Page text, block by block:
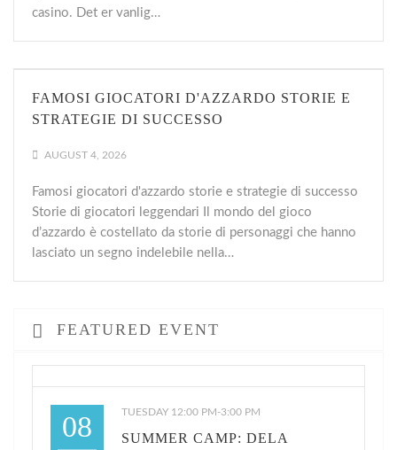
casino. Det er vanlig…
FAMOSI GIOCATORI D'AZZARDO STORIE E
STRATEGIE DI SUCCESSO
AUGUST 4, 2026
Famosi giocatori d'azzardo storie e strategie di successo
Storie di giocatori leggendari Il mondo del gioco
d’azzardo è costellato da storie di personaggi che hanno
lasciato un segno indelebile nella…
FEATURED EVENT
08 TUESDAY 12:00 PM-3:00 PM
SUMMER CAMP: DELA